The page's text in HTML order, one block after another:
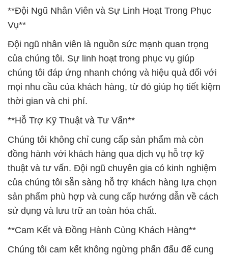
**Đội Ngũ Nhân Viên và Sự Linh Hoạt Trong Phục
Vụ**
Đội ngũ nhân viên là nguồn sức mạnh quan trọng
của chúng tôi. Sự linh hoạt trong phục vụ giúp
chúng tôi đáp ứng nhanh chóng và hiệu quả đối với
mọi nhu cầu của khách hàng, từ đó giúp họ tiết kiệm
thời gian và chi phí.
**Hỗ Trợ Kỹ Thuật và Tư Vấn**
Chúng tôi không chỉ cung cấp sản phẩm mà còn
đồng hành với khách hàng qua dịch vụ hỗ trợ kỹ
thuật và tư vấn. Đội ngũ chuyên gia có kinh nghiệm
của chúng tôi sẵn sàng hỗ trợ khách hàng lựa chọn
sản phẩm phù hợp và cung cấp hướng dẫn về cách
sử dụng và lưu trữ an toàn hóa chất.
**Cam Kết và Đồng Hành Cùng Khách Hàng**
Chúng tôi cam kết không ngừng phấn đấu để cung